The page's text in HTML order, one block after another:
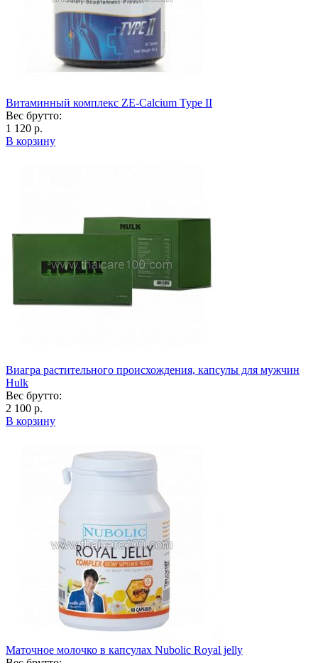
Витаминный комплекс ZE-Calcium Type II
Вес брутто:
1 120 р.
В корзину
Виагра растительного происхождения, капсулы для мужчин
Hulk
Вес брутто:
2 100 р.
В корзину
Маточное молочко в капсулах Nubolic Royal jelly